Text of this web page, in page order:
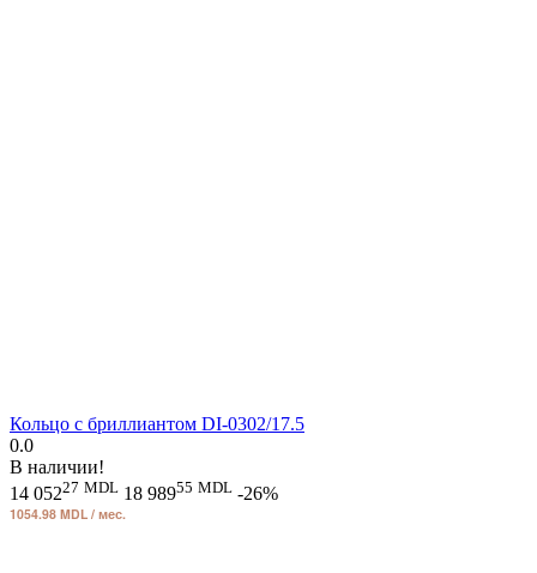
Кольцо с бриллиантом DI-0302/17.5
0.0
В наличии!
14 05227 MDL 18 98955 MDL -26%
1054.98 MDL / мес.